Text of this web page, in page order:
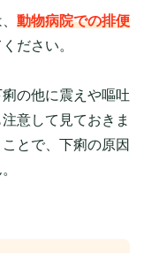
動物病院での排便
ださい。
の他に震えや嘔吐
意して見ておきま
とで、下痢の原因